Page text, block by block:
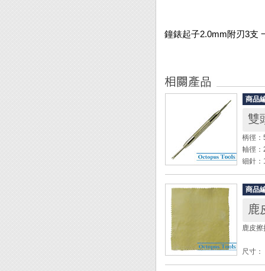
鐘錶起子2.0mm附刃3支
商品
雙
柄徑
軸徑
細針
全長
◆ 可自
◆ 利
商品
鹿
鹿皮
尺寸
厚度：